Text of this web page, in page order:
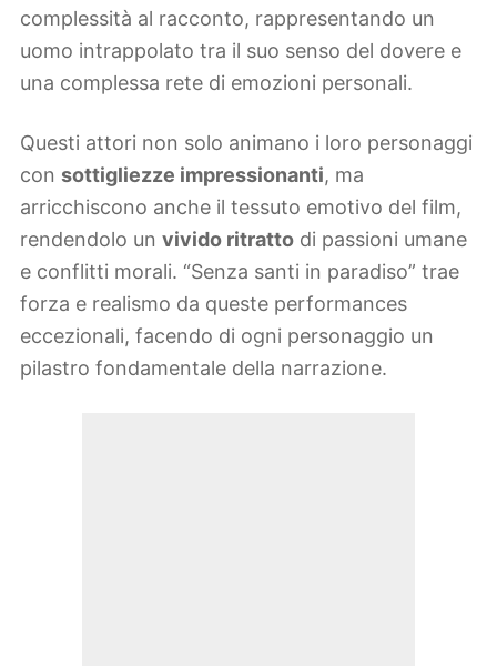
complessità al racconto, rappresentando un
uomo intrappolato tra il suo senso del dovere e
una complessa rete di emozioni personali.
Questi attori non solo animano i loro personaggi
con sottigliezze impressionanti, ma
arricchiscono anche il tessuto emotivo del film,
rendendolo un vivido ritratto di passioni umane
e conflitti morali. “Senza santi in paradiso” trae
forza e realismo da queste performances
eccezionali, facendo di ogni personaggio un
pilastro fondamentale della narrazione.